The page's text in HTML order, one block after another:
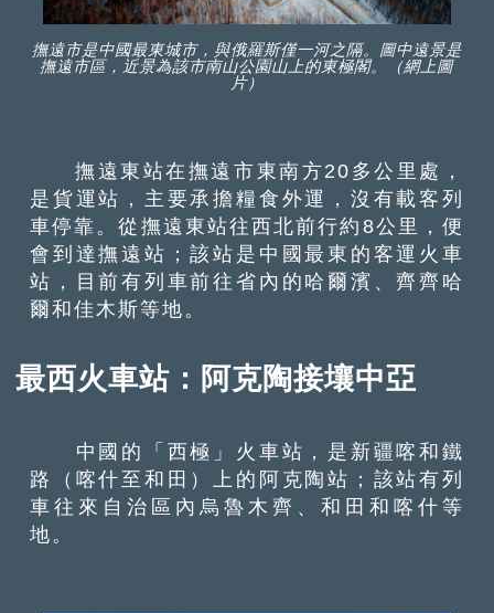
撫遠市是中國最東城市，與俄羅斯僅一河之隔。圖中遠景是
撫遠市區，近景為該市南山公園山上的東極閣。（網上圖
片）
撫遠東站在撫遠市東南方20多公里處，
是貨運站，主要承擔糧食外運，沒有載客列
車停靠。從撫遠東站往西北前行約8公里，便
會到達撫遠站；該站是中國最東的客運火車
站，目前有列車前往省內的哈爾濱、齊齊哈
爾和佳木斯等地。
最西火車站：阿克陶接壤中亞
中國的「西極」火車站，是新疆喀和鐵
路（喀什至和田）上的阿克陶站；該站有列
車往來自治區內烏魯木齊、和田和喀什等
地。